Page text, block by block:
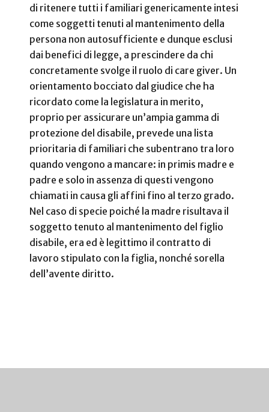
di ritenere tutti i familiari genericamente intesi
come soggetti tenuti al mantenimento della
persona non autosufficiente e dunque esclusi
dai benefici di legge, a prescindere da chi
concretamente svolge il ruolo di care giver. Un
orientamento bocciato dal giudice che ha
ricordato come la legislatura in merito,
proprio per assicurare un’ampia gamma di
protezione del disabile, prevede una lista
prioritaria di familiari che subentrano tra loro
quando vengono a mancare: in primis madre e
padre e solo in assenza di questi vengono
chiamati in causa gli affini fino al terzo grado.
Nel caso di specie poiché la madre risultava il
soggetto tenuto al mantenimento del figlio
disabile, era ed è legittimo il contratto di
lavoro stipulato con la figlia, nonché sorella
dell’avente diritto.